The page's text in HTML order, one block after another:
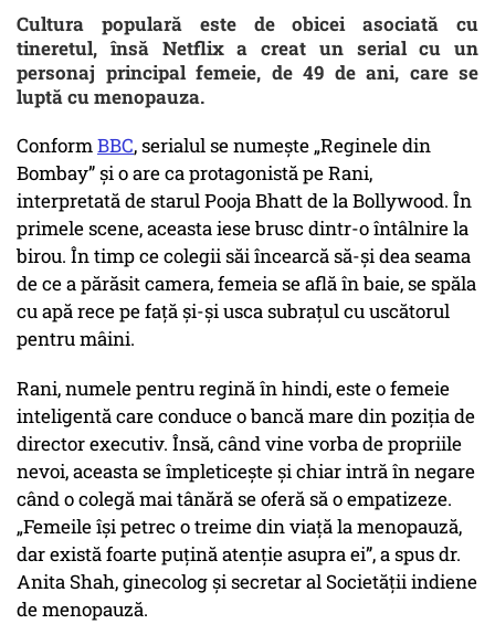
Cultura populară este de obicei asociată cu
tineretul, însă Netflix a creat un serial cu un
personaj principal femeie, de 49 de ani, care se
luptă cu menopauza.
ConformBBC, serialul se numește „Reginele din
Bombay” și o are ca protagonistă pe Rani,
interpretată de starul Pooja Bhatt de la Bollywood. În
primele scene, aceasta iese brusc dintr-o întâlnire la
birou. În timp ce colegii săi încearcă să-și dea seama
de ce a părăsit camera, femeia se află în baie, se spăla
cu apă rece pe față și-și usca subrațul cu uscătorul
pentru mâini.
Rani, numele pentru regină în hindi, este o femeie
inteligentă care conduce o bancă mare din poziția de
director executiv. Însă, când vine vorba de propriile
nevoi, aceasta se împleticește și chiar intră în negare
când o colegă mai tânără se oferă să o empatizeze.
„Femeile își petrec o treime din viață la menopauză,
dar există foarte puțină atenție asupra ei”, a spus dr.
Anita Shah, ginecolog și secretar al Societății indiene
de menopauză.